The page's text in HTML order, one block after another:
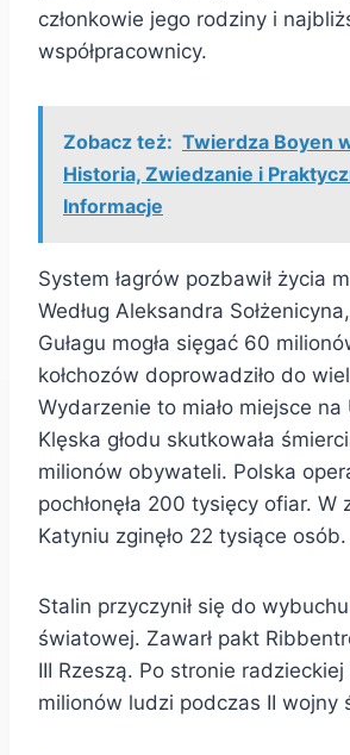
członkowie jego rodziny i
współpracownicy.
Zobacz też: Twierdza Boyen
Historia, Zwiedzanie i
Informacje
System łagrów pozbawił życia
Według Aleksandra
Gułagu mogła sięgać 60
kołchozów doprowadziło do
Wydarzenie to miało miejsce na
Klęska głodu skutkowała
milionów obywateli. Polska
pochłonęła 200 tysięcy ofiar. W
Katyniu zginęło 22 tysiące osób.
Stalin przyczynił się do
światowej. Zawarł pakt
III Rzeszą. Po stronie radzieckiej
milionów ludzi podczas II wojny